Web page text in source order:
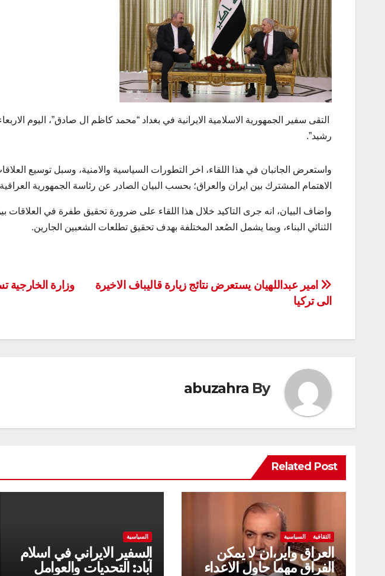
التقى سفير الجمهورية الاسلامية الايرانية في بغداد “محمد كاظم ال صادق”، اليوم
رشيد”.
واستعرض الجانبان في هذا اللقاء، اخر التطورات السياسية والامنية، وسبل توسيع
الاهتمام المشترك بين ايران والعراق؛ بحسب البيان الصادر عن رئاسة الجمهورية
واضاف البيان، انه جرى التاكيد خلال هذا اللقاء على ضرورة تحقيق طفرة في العلاقات
الثنائي البناء، وبما يشمل الصُعد المختلفة بهدف تحقيق تطلعات الشعبين الجارين.
تصفّح
المقالات
وزارة
امير عبداللهيان يستعرض نتائج زيارة قاليباف الاخيرة
الى تركيا
By
abuzahra
Related Post
الثقافية السياسية
العراق واير،ان لا يمكن
الفراق مهما حاول الاعداء
السياسية
السفير الايراني في اسلام
آباد: التحديات والعوامل